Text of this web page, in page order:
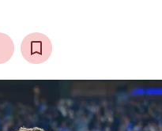
arrow_right